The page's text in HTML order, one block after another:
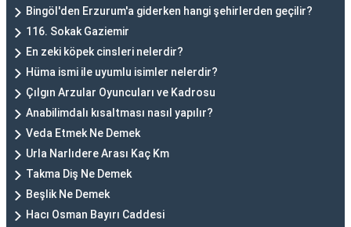
Bingöl'den Erzurum'a giderken hangi şehirlerden geçilir?
116. Sokak Gaziemir
En zeki köpek cinsleri nelerdir?
Hüma ismi ile uyumlu isimler nelerdir?
Çılgın Arzular Oyuncuları ve Kadrosu
Anabilimdalı kısaltması nasıl yapılır?
Veda Etmek Ne Demek
Urla Narlıdere Arası Kaç Km
Takma Diş Ne Demek
Beşlik Ne Demek
Hacı Osman Bayırı Caddesi